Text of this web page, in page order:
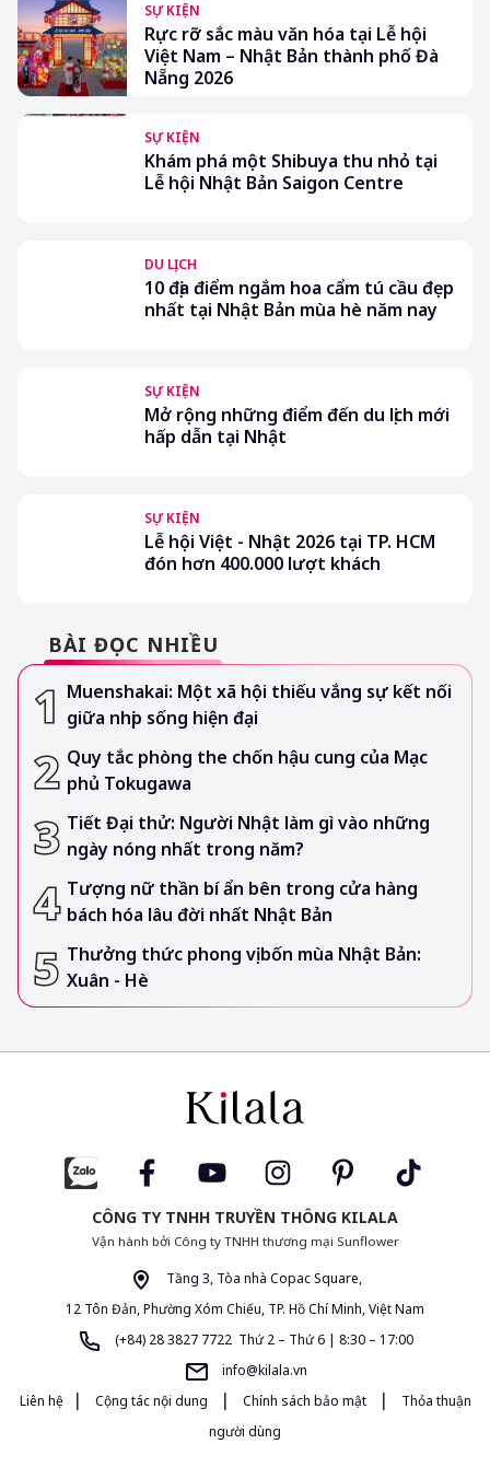
SỰ KIỆN
Rực rỡ sắc màu văn hóa tại Lễ hội
Việt Nam – Nhật Bản thành phố Đà
Nẵng 2026
SỰ KIỆN
Khám phá một Shibuya thu nhỏ tại
Lễ hội Nhật Bản Saigon Centre
DU LỊCH
10 địa điểm ngắm hoa cẩm tú cầu đẹp
nhất tại Nhật Bản mùa hè năm nay
SỰ KIỆN
Mở rộng những điểm đến du lịch mới
hấp dẫn tại Nhật
SỰ KIỆN
Lễ hội Việt - Nhật 2026 tại TP. HCM
đón hơn 400.000 lượt khách
BÀI ĐỌC NHIỀU
Muenshakai: Một xã hội thiếu vắng sự kết nối
giữa nhịp sống hiện đại
Quy tắc phòng the chốn hậu cung của Mạc
phủ Tokugawa
Tiết Đại thử: Người Nhật làm gì vào những
ngày nóng nhất trong năm?
Tượng nữ thần bí ẩn bên trong cửa hàng
bách hóa lâu đời nhất Nhật Bản
Thưởng thức phong vị bốn mùa Nhật Bản:
Xuân - Hè
CÔNG TY TNHH TRUYỀN THÔNG KILALA
Vận hành bởi Công ty TNHH thương mại Sunflower
Tầng 3, Tòa nhà Copac Square,
12 Tôn Đản, Phường Xóm Chiếu, TP. Hồ Chí Minh, Việt Nam
(+84) 28 3827 7722 Thứ 2 – Thứ 6 | 8:30 – 17:00
info@kilala.vn
Liên hệ
| Cộng tác nội dung | Chính sách bảo mật |
Thỏa thuận
người dùng